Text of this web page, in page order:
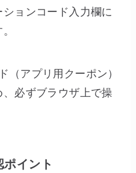
ョンコード入力欄に
（アプリ用クーポン）
必ずブラウザ上で操
イント